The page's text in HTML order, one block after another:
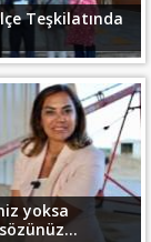
Teşkilatında
yoksa